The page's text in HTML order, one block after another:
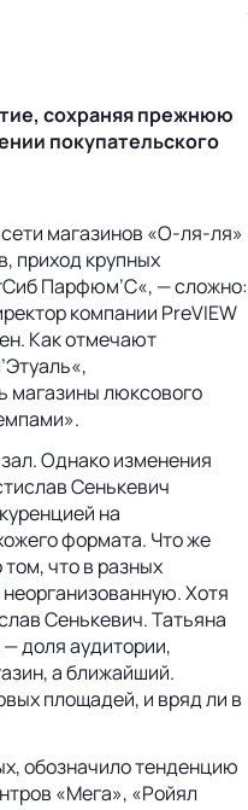
сохраняя прежнюю
покупательского
магазинов «О-ля-ля»
приход крупных
Парфюм’С«, — сложно:
компании PreVIEW
Как отмечают
магазины люксового
Однако изменения
Сенькевич
на
формата. Что же
что в разных
Хотя
Сенькевич. Татьяна
доля аудитории,
а ближайший.
площадей, и вряд ли в
обозначило тенденцию
«Мега», «Ройял